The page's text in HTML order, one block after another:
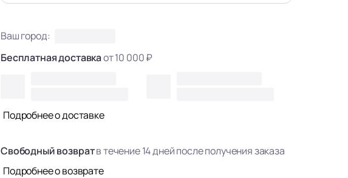
Ваш город:
Бесплатная доставкаот 10 000 ₽
Подробнее о доставке
Свободный возвратв течение 14 дней после получения заказа
Подробнее о возврате